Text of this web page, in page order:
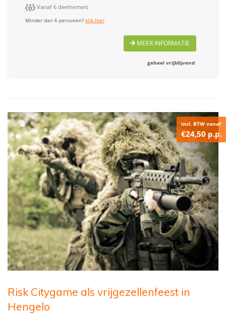
Vanaf 6 deelnemers
Minder dan 6 personen?klik hier
MEER INFORMATIE
geheel vrijblijvend
incl. BTW vanaf
€24,50 p.p.
Risk Citygame als vrijgezellenfeest in
Hengelo